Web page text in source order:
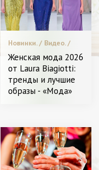
Новинки. / Видео. /
Мода. / Я Женщина -
Разное
Женская мода 2026
от Laura Biagiotti:
тренды и лучшие
образы - «Мода»